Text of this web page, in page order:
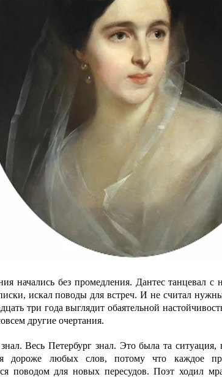
начались без промедления. Дантес танцевал с
искал поводы для встреч. И не считал
три года выглядит обаятельной
другие очертания.
Весь Петербург знал. Это была та ситуация,
дороже любых слов, потому что каждое
поводом для новых пересудов. Поэт ходил